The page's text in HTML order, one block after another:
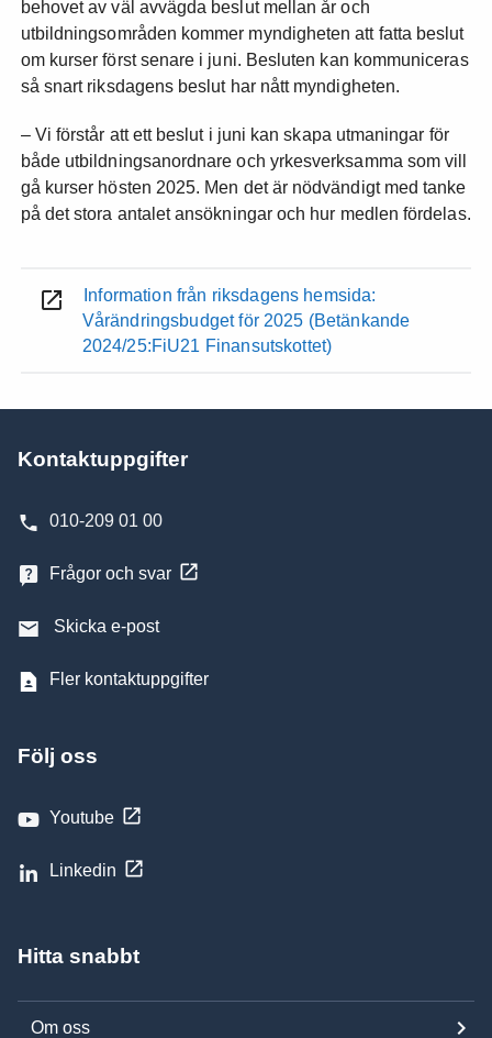
behovet av väl avvägda beslut mellan år och
utbildningsområden kommer myndigheten att fatta beslut
om kurser först senare i juni. Besluten kan kommuniceras
så snart riksdagens beslut har nått myndigheten.
– Vi förstår att ett beslut i juni kan skapa utmaningar för
både utbildningsanordnare och yrkesverksamma som vill
gå kurser hösten 2025. Men det är nödvändigt med tanke
på det stora antalet ansökningar och hur medlen fördelas.
Information från riksdagens hemsida:
Vårändringsbudget för 2025 (Betänkande
2024/25:FiU21 Finansutskottet)
Kontaktuppgifter
010-209 01 00
Frågor och svar
Skicka e-post
Fler kontaktuppgifter
Följ oss
Youtube
Linkedin
Hitta snabbt
Om oss